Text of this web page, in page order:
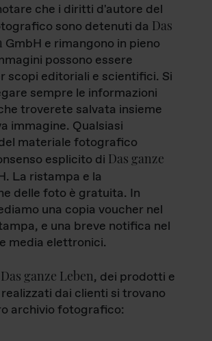
che i diritti d'autore del
sono detenuti da Das
GmbH e rimangono in pieno
possono essere
scopi editoriali e scientifici. Si
sempre le informazioni
troverete salvata insieme
immagine. Qualsiasi
materiale fotografico
esplicito di Das ganze
La ristampa e la
delle foto è gratuita. In
una copia voucher nel
e una breve notifica nel
media elettronici.
Das ganze Leben, dei prodotti e
dai clienti si trovano
archivio fotografico: